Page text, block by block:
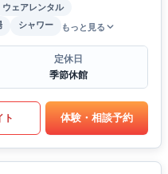
ウェアレンタル
シャワー もっと見る
定休日
季節休館
ト 体験・相談予約